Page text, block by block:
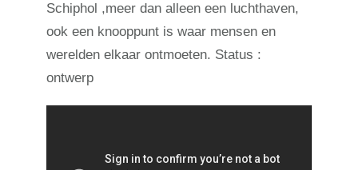
Schiphol ,meer dan alleen een luchthaven,
ook een knooppunt is waar mensen en
werelden elkaar ontmoeten. Status :
ontwerp